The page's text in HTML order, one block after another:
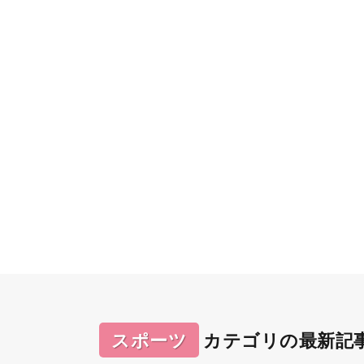
スポーツ カテゴリの最新記